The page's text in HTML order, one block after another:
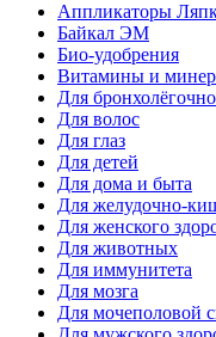
Аппликаторы
Байкал ЭМ
Био-удобрения
Витамины и
Для
Для волос
Для глаз
Для детей
Для дома и быта
Для желудочно-
Для женского
Для животных
Для иммунитета
Для мозга
Для мочеполовой